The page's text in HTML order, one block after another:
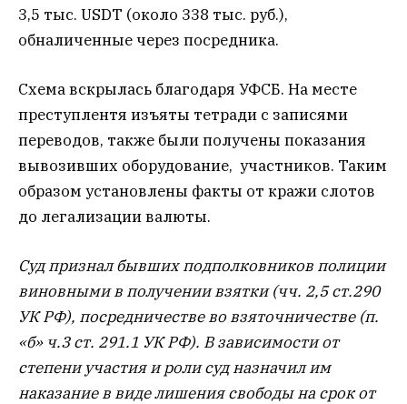
3,5 тыс. USDT (около 338 тыс. руб.),
обналиченные через посредника.
Схема вскрылась благодаря УФСБ. На месте
преступлентя изъяты тетради с записями
переводов, также были получены показания
вывозивших оборудование, участников. Таким
образом установлены факты от кражи слотов
до легализации валюты.
Суд признал бывших подполковников полиции
виновными в получении взятки (чч. 2,5 ст.290
УК РФ), посредничестве во взяточничестве (п.
«б» ч.3 ст. 291.1 УК РФ). В зависимости от
степени участия и роли суд назначил им
наказание в виде лишения свободы на срок от